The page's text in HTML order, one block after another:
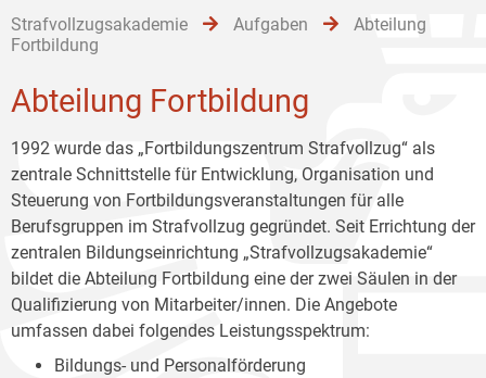
Strafvollzugsakademie Aufgaben
Abteilung
Fortbildung
Abteilung Fortbildung
1992 wurde das „Fortbildungszentrum Strafvollzug“ als
zentrale Schnittstelle für Entwicklung, Organisation und
Steuerung von Fortbildungsveranstaltungen für alle
Berufsgruppen im Strafvollzug gegründet. Seit Errichtung der
zentralen Bildungseinrichtung „Strafvollzugsakademie“
bildet die Abteilung Fortbildung eine der zwei Säulen in der
Qualifizierung von Mitarbeiter/innen. Die Angebote
umfassen dabei folgendes Leistungsspektrum:
Bildungs- und Personalförderung